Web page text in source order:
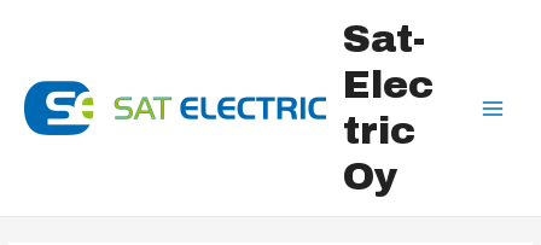
Sat-
Elec
tric
Oy